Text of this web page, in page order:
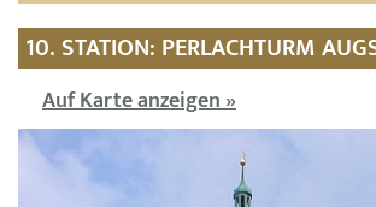
10. STATION: PERLACHTURM
Auf Karte anzeigen »